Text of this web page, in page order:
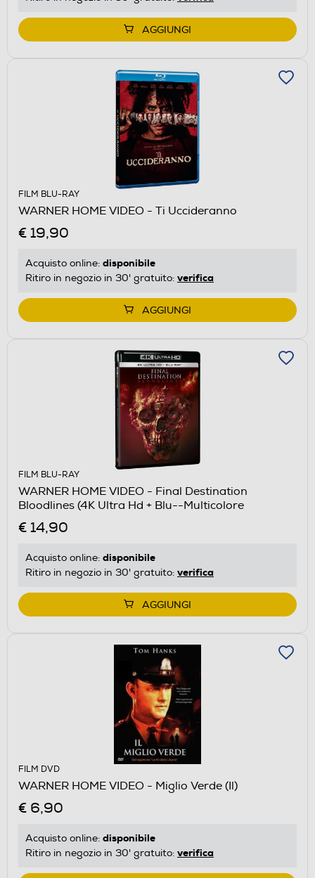
AGGIUNGI
FILM BLU-RAY
WARNER HOME VIDEO - Ti Uccideranno
€ 19,90
Acquisto online: disponibile
Ritiro in negozio in 30' gratuito: verifica
AGGIUNGI
FILM BLU-RAY
WARNER HOME VIDEO - Final Destination
Bloodlines (4K Ultra Hd + Blu--Multicolore
€ 14,90
Acquisto online: disponibile
Ritiro in negozio in 30' gratuito: verifica
AGGIUNGI
FILM DVD
WARNER HOME VIDEO - Miglio Verde (Il)
€ 6,90
Acquisto online: disponibile
Ritiro in negozio in 30' gratuito: verifica